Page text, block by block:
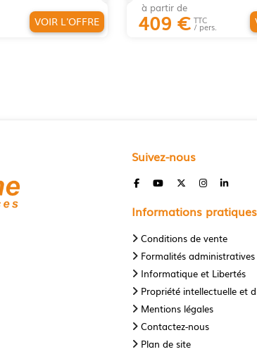
VOIR L'OFFRE
à partir de
409 € TTC
/ pers.
Suivez-nous
Informations pratiques
Conditions de vente
Formalités
Informatique et Libertés
Propriété intellectuelle et
Mentions légales
Contactez-nous
Plan de site